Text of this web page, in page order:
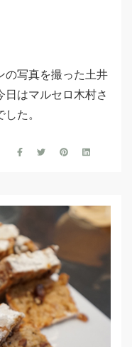
の写真を撮った土井
はマルセロ木村さ
た。